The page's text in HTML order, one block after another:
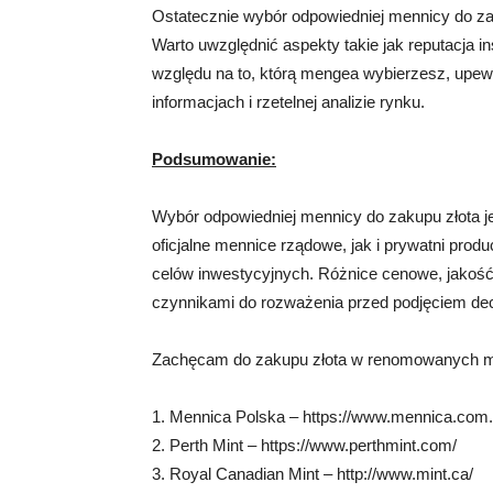
Ostatecznie wybór odpowiedniej mennicy do
Warto uwzględnić aspekty takie jak reputacja
względu na to, którą mengea wybierzesz,
informacjach i rzetelnej analizie rynku.
Podsumowanie:
Wybór odpowiedniej mennicy do zakupu
oficjalne mennice rządowe, jak i prywatni
celów inwestycyjnych. Różnice cenowe,
czynnikami do rozważenia przed podjęciem
Zachęcam do zakupu złota w renomowanych
1. Mennica Polska – https://
2. Perth Mint – https://www.perthmint.com/
3. Royal Canadian Mint – http://www.mint.ca/